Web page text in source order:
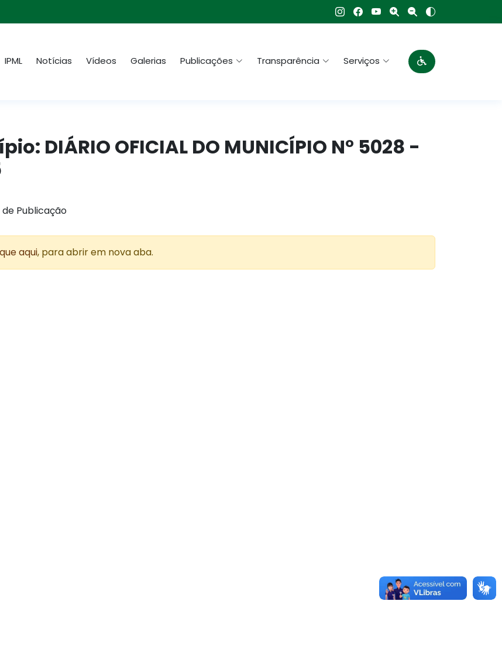
IPML Notícias Vídeos Galerias Publicações Transparência Serviços
DIÁRIO OFICIAL DO MUNICÍPIO N° 5028 -
Publicação
aqui, para abrir em nova aba.